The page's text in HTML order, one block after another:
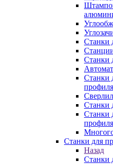
Станки
Станки
Станки
профиля
Станки
Станки
Станки для
Назад
Станки